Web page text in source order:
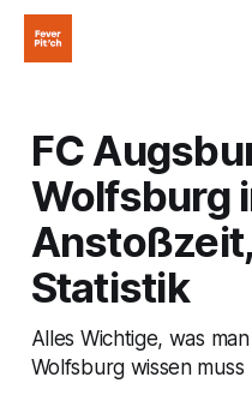
FC
Wolfsburg
Statistik
Alles Wichtige, was
Wolfsburg wissen muss